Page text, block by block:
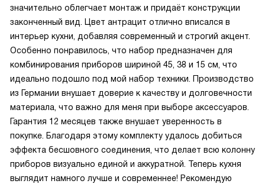
значительно облегчает монтаж и придаёт конструкции
законченный вид. Цвет антрацит отлично вписался в
интерьер кухни, добавляя современный и строгий акцент.
Особенно понравилось, что набор предназначен для
комбинирования приборов шириной 45, 38 и 15 см, что
идеально подошло под мой набор техники. Производство
из Германии внушает доверие к качеству и долговечности
материала, что важно для меня при выборе аксессуаров.
Гарантия 12 месяцев также внушает уверенность в
покупке. Благодаря этому комплекту удалось добиться
эффекта бесшовного соединения, что делает всю колонну
приборов визуально единой и аккуратной. Теперь кухня
выглядит намного лучше и современнее! Рекомендую